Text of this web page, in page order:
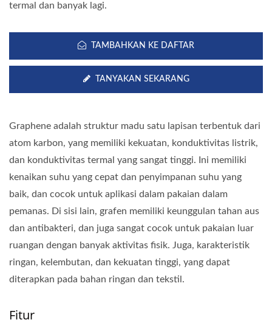
termal dan banyak lagi.
TAMBAHKAN KE DAFTAR
TANYAKAN SEKARANG
Graphene adalah struktur madu satu lapisan terbentuk dari
atom karbon, yang memiliki kekuatan, konduktivitas listrik,
dan konduktivitas termal yang sangat tinggi. Ini memiliki
kenaikan suhu yang cepat dan penyimpanan suhu yang
baik, dan cocok untuk aplikasi dalam pakaian dalam
pemanas. Di sisi lain, grafen memiliki keunggulan tahan aus
dan antibakteri, dan juga sangat cocok untuk pakaian luar
ruangan dengan banyak aktivitas fisik. Juga, karakteristik
ringan, kelembutan, dan kekuatan tinggi, yang dapat
diterapkan pada bahan ringan dan tekstil.
Fitur